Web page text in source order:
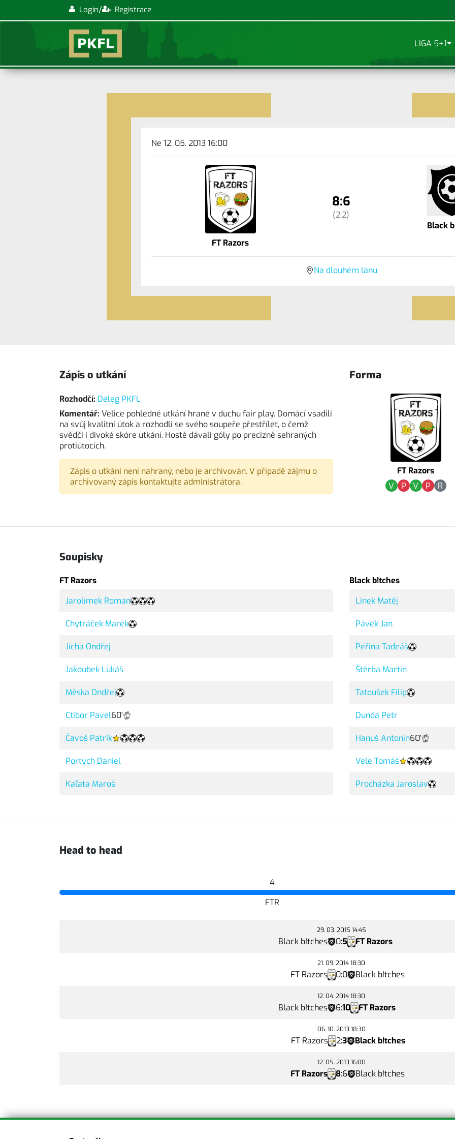
Login/ Registrace
LIGA 5+1
Ne 12. 05. 2013 16:00
FT Razors
8:6
(2:2)
Black
Na dlouhém lánu
Zápis o utkání
Rozhodčí: Deleg PKFL
Komentář: Velice pohledné utkání hrané v duchu fair play. Domácí vsadili
na svůj kvalitní útok a rozhodli se svého soupeře přestřílet, o čemž
svědčí i divoké skóre utkání. Hosté dávali góly po precizně sehraných
protiútocích.
Zápis o utkání není nahraný, nebo je archivován. V případě zájmu o
archivovaný zápis kontaktujte administrátora.
Forma
FT Razors
V
P V P R
Soupisky
FT Razors
Jarolímek Roman
Chytráček Marek
Jícha Ondřej
Jakoubek Lukáš
Měska Ondřej
Ctibor Pavel60'
Čavoš Patrik
Portych Daniel
Kaľata Maroš
Black b!tches
Linek Matěj
Pávek Jan
Peřina Tadeáš
Štěrba Martin
Tatoušek Filip
Dunda Petr
Hanuš Antonín60'
Vele Tomáš
Procházka Jaroslav
Head to head
4
FTR
29. 03. 2015 14:45
Black b!tches 0:5 FT Razors
21. 09. 2014 18:30
FT Razors 0:0 Black b!tches
12. 04. 2014 18:30
Black b!tches 6:10 FT Razors
06. 10. 2013 18:30
FT Razors 2:3 Black b!tches
12. 05. 2013 16:00
FT Razors 8:6 Black b!tches